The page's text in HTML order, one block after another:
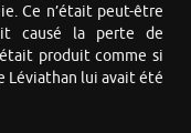
Ce n’était peut-être
causé la perte de
produit comme si
Léviathan lui avait été